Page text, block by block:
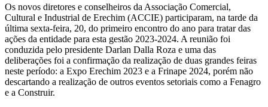
Os novos diretores e conselheiros da Associação Comercial,
Cultural e Industrial de Erechim (ACCIE) participaram, na tarde da
última sexta-feira, 20, do primeiro encontro do ano para tratar das
ações da entidade para esta gestão 2023-2024. A reunião foi
conduzida pelo presidente Darlan Dalla Roza e uma das
deliberações foi a confirmação da realização de duas grandes feiras
neste período: a Expo Erechim 2023 e a Frinape 2024, porém não
descartando a realização de outros eventos setoriais como a Fenagro
e a Construir.